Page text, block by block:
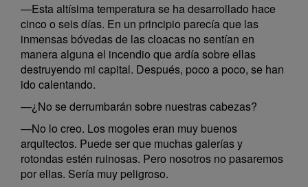
—Esta altísima temperatura se ha desarrollado hace
cinco o seis días. En un principio parecía que las
inmensas bóvedas de las cloacas no sentían en
manera alguna el incendio que ardía sobre ellas
destruyendo mi capital. Después, poco a poco, se han
ido calentando.
—¿No se derrumbarán sobre nuestras cabezas?
—No lo creo. Los mogoles eran muy buenos
arquitectos. Puede ser que muchas galerías y
rotondas estén ruinosas. Pero nosotros no pasaremos
por ellas. Sería muy peligroso.